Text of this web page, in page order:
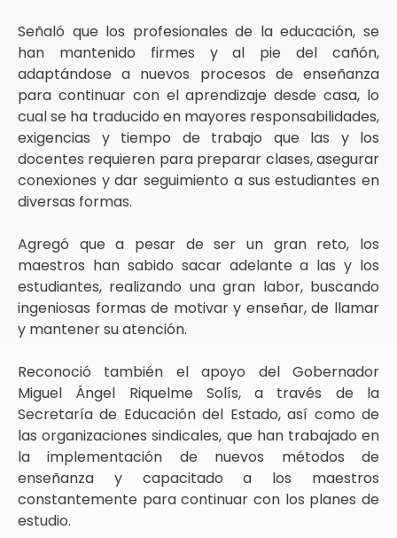
Señaló que los profesionales de la educación, se
han mantenido firmes y al pie del cañón,
adaptándose a nuevos procesos de enseñanza
para continuar con el aprendizaje desde casa, lo
cual se ha traducido en mayores responsabilidades,
exigencias y tiempo de trabajo que las y los
docentes requieren para preparar clases, asegurar
conexiones y dar seguimiento a sus estudiantes en
diversas formas.
Agregó que a pesar de ser un gran reto, los
maestros han sabido sacar adelante a las y los
estudiantes, realizando una gran labor, buscando
ingeniosas formas de motivar y enseñar, de llamar
y mantener su atención.
Reconoció también el apoyo del Gobernador
Miguel Ángel Riquelme Solís, a través de la
Secretaría de Educación del Estado, así como de
las organizaciones sindicales, que han trabajado en
la implementación de nuevos métodos de
enseñanza y capacitado a los maestros
constantemente para continuar con los planes de
estudio.